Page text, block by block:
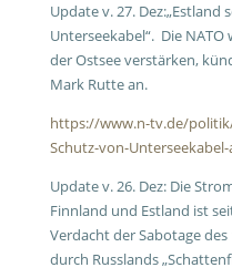
Update v. 27. Dez:„Estland
Unterseekabel“. Die
der Ostsee verstärken,
Mark Rutte an.
https://www.n-tv.de/
Schutz-von-
Update v. 26. Dez: Die
Finnland und Estland ist
Verdacht der Sabotage
durch Russlands